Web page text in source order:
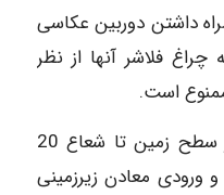
داشتن دوربین عکاسی
چراغ فلاشر آنها از نظر
است.
ماده‌ 22: روشن کردن آتش در سطح زمین تا شعاع 20
ورودی معادن زیرزمینی